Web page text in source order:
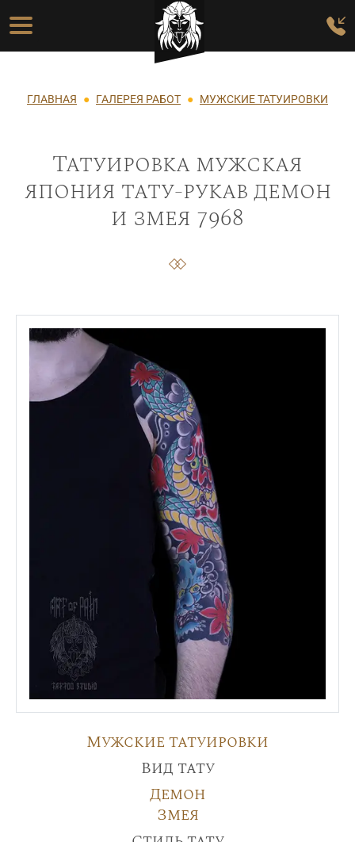
Перейти к основному содержанию
Основная навигация
Строка навигации
ГЛАВНАЯ ГАЛЕРЕЯ РАБОТ МУЖСКИЕ ТАТУИРОВКИ
Татуировка мужская
япония тату-рукав демон
и змея 7968
Мужские татуировки
Вид тату
Демон
Змея